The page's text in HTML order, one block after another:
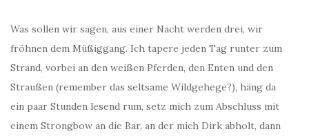
Was sollen wir sagen, aus einer Nacht werden drei, wir
fröhnen dem Müßiggang. Ich tapere jeden Tag runter zum
Strand, vorbei an den weißen Pferden, den Enten und den
Straußen (remember das seltsame Wildgehege?), häng da
ein paar Stunden lesend rum, setz mich zum Abschluss mit
einem Strongbow an die Bar, an der mich Dirk abholt, dann